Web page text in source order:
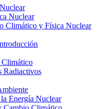
Nuclear
Climático y Física Nuclear
Climático
Radiactivos
Energía Nuclear